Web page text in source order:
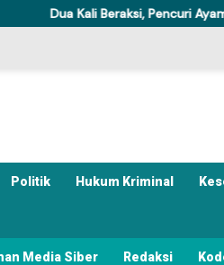
Beraksi, Pencuri Ayam di Torue
Politik Hukum Kriminal
Media Siber Redaksi